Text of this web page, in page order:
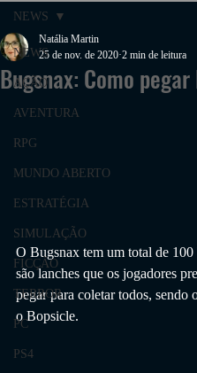
NEWS
AÇÃO
AVENTURA
RPG
MUNDO ABERTO
ESTRATÉGIA
SIMULAÇÃO
FICÇÃO
TERROR
PC
PS4
NEWS
Bugsnax: Como
Natália Martin
25 de nov. de 2020 2 min de leitura
O Bugsnax tem um total de 100
são lanches que os jogadores
pegar para coletar todos, sendo
o Bopsicle.